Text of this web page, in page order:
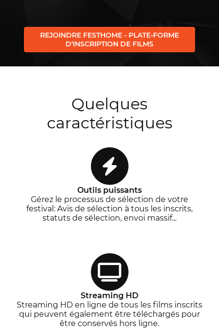
REJOINDRE FESTHOME - PLATE-FORME
D‘INSCRIPTION DE FILMS
Quelques
caractéristiques
Outils puissants
Gérez le processus de sélection de votre
festival: Avis de sélection à tous les inscrits,
statuts de sélection, envoi massif...
Streaming HD
Streaming HD en ligne de tous les films inscrits
qui peuvent également être téléchargés pour
être conservés hors ligne.